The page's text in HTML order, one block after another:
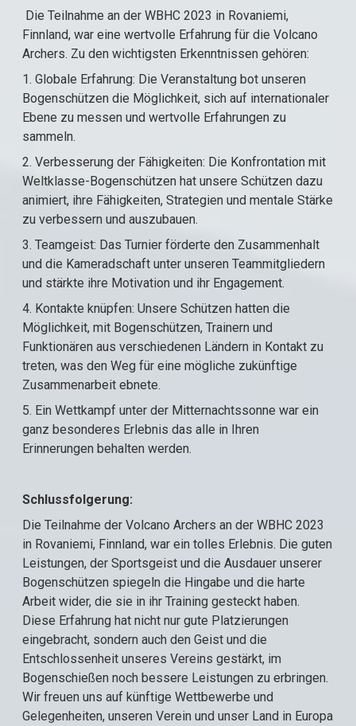
Die Teilnahme an der WBHC 2023 in Rovaniemi,
Finnland, war eine wertvolle Erfahrung für die Volcano
Archers. Zu den wichtigsten Erkenntnissen gehören:
1. Globale Erfahrung: Die Veranstaltung bot unseren
Bogenschützen die Möglichkeit, sich auf internationaler
Ebene zu messen und wertvolle Erfahrungen zu
sammeln.
2. Verbesserung der Fähigkeiten: Die Konfrontation mit
Weltklasse-Bogenschützen hat unsere Schützen dazu
animiert, ihre Fähigkeiten, Strategien und mentale Stärke
zu verbessern und auszubauen.
3. Teamgeist: Das Turnier förderte den Zusammenhalt
und die Kameradschaft unter unseren Teammitgliedern
und stärkte ihre Motivation und ihr Engagement.
4. Kontakte knüpfen: Unsere Schützen hatten die
Möglichkeit, mit Bogenschützen, Trainern und
Funktionären aus verschiedenen Ländern in Kontakt zu
treten, was den Weg für eine mögliche zukünftige
Zusammenarbeit ebnete.
5. Ein Wettkampf unter der Mitternachtssonne war ein
ganz besonderes Erlebnis das alle in Ihren
Erinnerungen behalten werden.
Schlussfolgerung:
Die Teilnahme der Volcano Archers an der WBHC 2023
in Rovaniemi, Finnland, war ein tolles Erlebnis. Die guten
Leistungen, der Sportsgeist und die Ausdauer unserer
Bogenschützen spiegeln die Hingabe und die harte
Arbeit wider, die sie in ihr Training gesteckt haben.
Diese Erfahrung hat nicht nur gute Platzierungen
eingebracht, sondern auch den Geist und die
Entschlossenheit unseres Vereins gestärkt, im
Bogenschießen noch bessere Leistungen zu erbringen.
Wir freuen uns auf künftige Wettbewerbe und
Gelegenheiten, unseren Verein und unser Land in Europa